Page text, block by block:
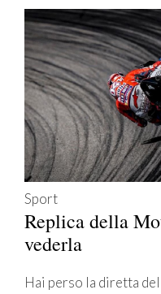
Sport
Replica della
vederla
Hai perso la diretta